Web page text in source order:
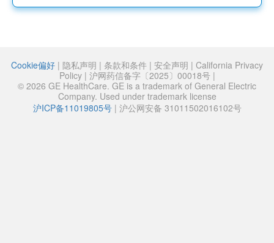
Cookie偏好 | 隐私声明 | 条款和条件 | 安全声明 | California Privacy
Policy| 沪网药信备字〔2025〕00018号|
© 2026 GE HealthCare. GE is a trademark of General Electric
Company. Used under trademark license
沪ICP备11019805号| 沪公网安备 31011502016102号